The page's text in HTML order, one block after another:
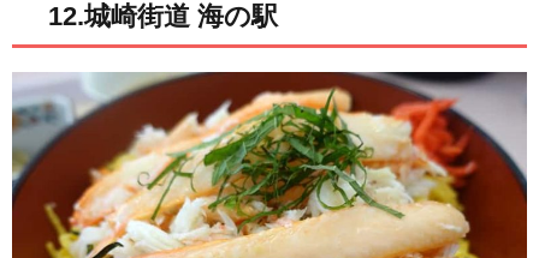
12.城崎街道 海の駅